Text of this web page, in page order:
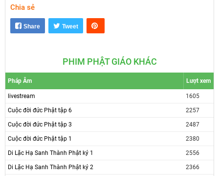
Chia sẻ
Share Tweet
PHIM PHẬT GIÁO KHÁC
Pháp Âm Lượt xem
livestream 1605
Cuộc đời đức Phật tập 6 2257
Cuộc đời đức Phật tập 3 2487
Cuộc đời đức Phật tập 1 2380
Di Lặc Hạ Sanh Thành Phật ký 1 2556
Di Lặc Hạ Sanh Thành Phật ký 2 2366